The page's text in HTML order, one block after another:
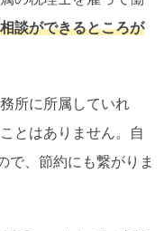
談ができるところが
所に所属していれ
とはありません。自
で、節約にも繋がりま